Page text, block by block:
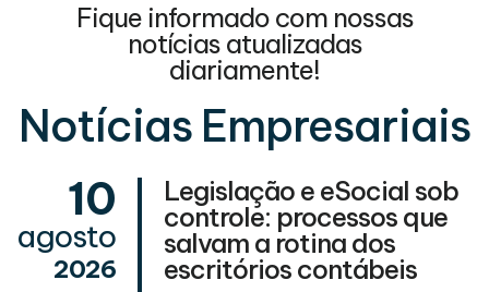
Fique informado com nossas
notícias atualizadas
diariamente!
Notícias Empresariais
10
agosto
2026
Legislação e eSocial sob
controle: processos que
salvam a rotina dos
escritórios contábeis